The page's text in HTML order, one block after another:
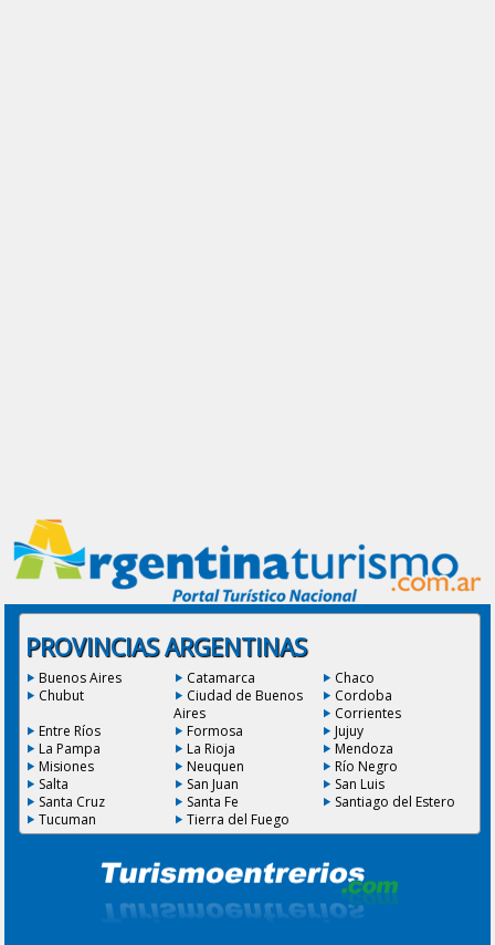
PROVINCIAS ARGENTINAS
Buenos Aires Catamarca
Chaco
Chubut
Ciudad de Buenos
Aires
Cordoba
Corrientes
Entre Ríos
Formosa
Jujuy
La Pampa
La Rioja
Mendoza
Misiones
Neuquen
Río Negro
Salta
San Juan
San Luis
Santa Cruz
Santa Fe
Santiago del Estero
Tucuman
Tierra del Fuego